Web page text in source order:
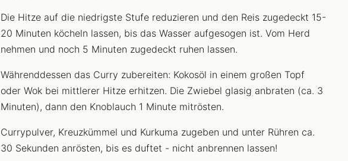
Die Hitze auf die niedrigste Stufe reduzieren und den Reis zugedeckt 15-
20 Minuten köcheln lassen, bis das Wasser aufgesogen ist. Vom Herd
nehmen und noch 5 Minuten zugedeckt ruhen lassen.
Währenddessen das Curry zubereiten: Kokosöl in einem großen Topf
oder Wok bei mittlerer Hitze erhitzen. Die Zwiebel glasig anbraten (ca. 3
Minuten), dann den Knoblauch 1 Minute mitrösten.
Currypulver, Kreuzkümmel und Kurkuma zugeben und unter Rühren ca.
30 Sekunden anrösten, bis es duftet - nicht anbrennen lassen!